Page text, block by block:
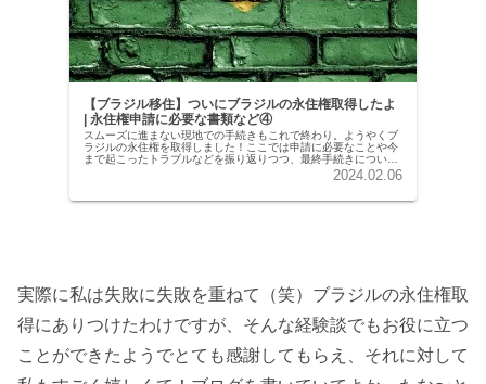
【ブラジル移住】ついにブラジルの永住権取得したよ
| 永住権申請に必要な書類など④
スムーズに進まない現地での手続きもこれで終わり。ようやくブ
ラジルの永住権を取得しました！ここでは申請に必要なことや今
まで起こったトラブルなどを振り返りつつ、最終手続きについて
2024.02.06
実際に私は失敗に失敗を重ねて（笑）ブラジルの永住権取
得にありつけたわけですが、そんな経験談でもお役に立つ
ことができたようでとても感謝してもらえ、それに対して